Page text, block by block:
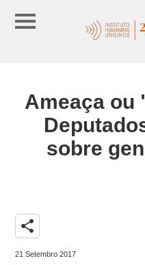
Ameaça ou
sobre
share
21 Setembro 2017